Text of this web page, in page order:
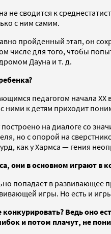
сводится к
с ним самим.
пройденный этап, он
числе для того, чтобы
Дауна и т. д.
педагогом начала ХХ
ними к детям приходит
на диалоге со
но с опорой на
как у Хармса — гения
они в основном играют в
попадает в развивающее
игры. Но есть и
Ведь оно
и потом плачут, не